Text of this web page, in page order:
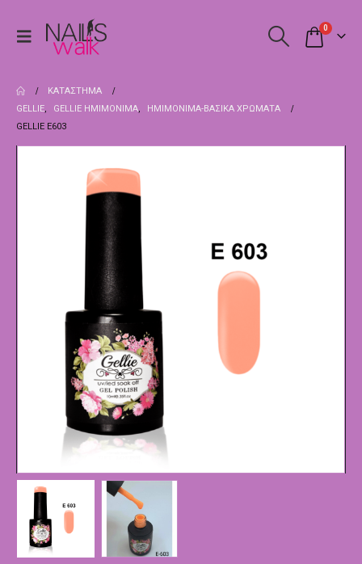
0
ΚΑΤΆΣΤΗΜΑ
GELLIE, GELLIE ΗΜΙΜΌΝΙΜΑ,
ΗΜΙΜΌΝΙΜΑ-ΒΑΣΙΚΆ ΧΡΏΜΑΤΑ
GELLIE E603